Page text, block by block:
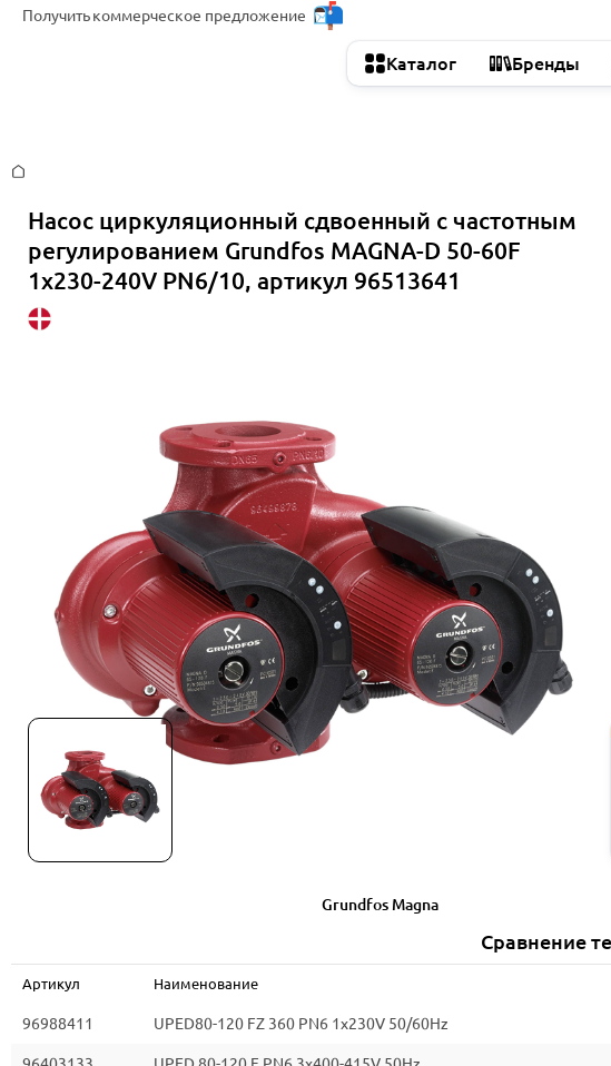
Получитькоммерческое предложение
Каталог Бренды
Насос циркуляционный сдвоенный с частотным
регулированием Grundfos MAGNA-D 50-60F
1x230-240V PN6/10, артикул 96513641
Grundfos Magna
Сравнение
Артикул Наименование
96988411 UPED80-120 FZ 360 PN6 1x230V 50/60Hz